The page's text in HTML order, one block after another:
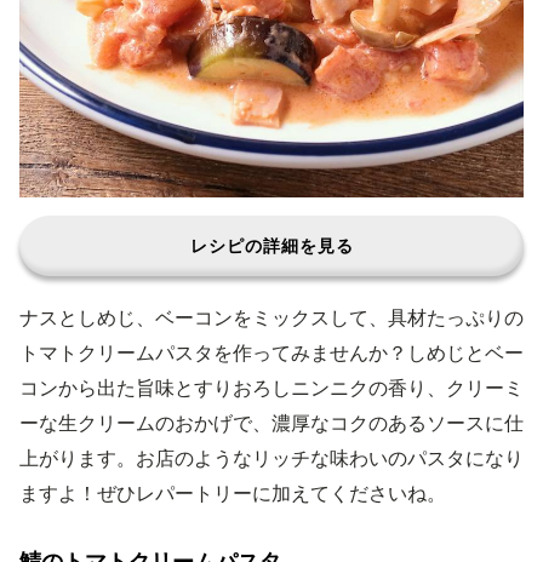
レシピの詳細を見る
ナスとしめじ、ベーコンをミックスして、具材たっぷりの
トマトクリームパスタを作ってみませんか？しめじとベー
コンから出た旨味とすりおろしニンニクの香り、クリーミ
ーな生クリームのおかげで、濃厚なコクのあるソースに仕
上がります。お店のようなリッチな味わいのパスタになり
ますよ！ぜひレパートリーに加えてくださいね。